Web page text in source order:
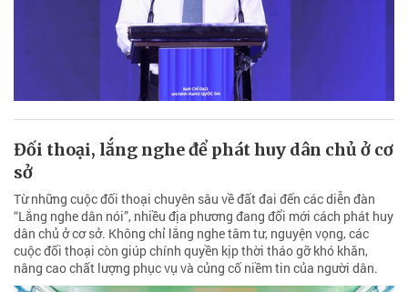
Đối thoại, lắng nghe để phát huy dân chủ ở cơ
sở
Từ những cuộc đối thoại chuyên sâu về đất đai đến các diễn đàn
“Lắng nghe dân nói”, nhiều địa phương đang đổi mới cách phát huy
dân chủ ở cơ sở. Không chỉ lắng nghe tâm tư, nguyện vọng, các
cuộc đối thoại còn giúp chính quyền kịp thời tháo gỡ khó khăn,
nâng cao chất lượng phục vụ và củng cố niềm tin của người dân.